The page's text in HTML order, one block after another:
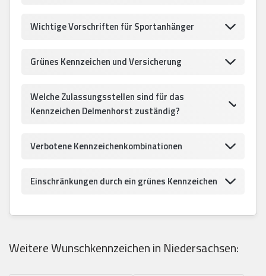
Wichtige Vorschriften für Sportanhänger
Grünes Kennzeichen und Versicherung
Welche Zulassungsstellen sind für das
Kennzeichen Delmenhorst zuständig?
Verbotene Kennzeichenkombinationen
Einschränkungen durch ein grünes Kennzeichen
Weitere Wunschkennzeichen in Niedersachsen: